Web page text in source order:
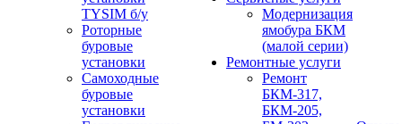
TYSIM б/у
Роторные
буровые
установки
Самоходные
буровые
установки
Модернизация
ямобура БКМ
(малой серии)
Ремонтные услуги
Ремонт
БКМ-317,
БКМ-205,